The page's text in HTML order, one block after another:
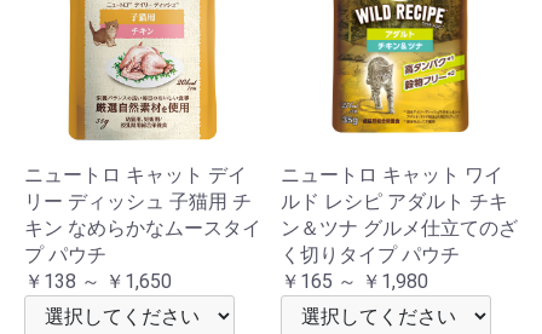
ニュートロ キャット デイ
リー ディッシュ 子猫用 チ
キン なめらかなムースタイ
プ パウチ
￥138 ～ ￥1,650
ニュートロ キャット ワイ
ルド レシピ アダルト チキ
ン＆ツナ グルメ仕立てのざ
く切りタイプ パウチ
￥165 ～ ￥1,980